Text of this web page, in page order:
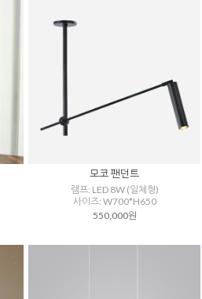
모코 팬던트
램프: LED 8W (일체형)
사이즈: W700*H650
550,000원